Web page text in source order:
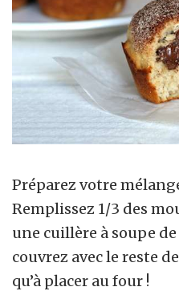
Préparez votre
Remplissez 1/3 des
une cuillère à soupe
couvrez avec le reste
qu’à placer au four !